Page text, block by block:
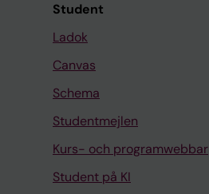
Student
Ladok
Canvas
Schema
Studentmejlen
Kurs- och programwebbar
Student på KI